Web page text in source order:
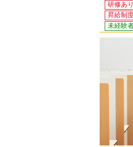
研修あり
昇給制
未経験